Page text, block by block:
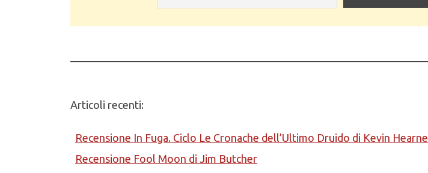
Articoli recenti:
Recensione In Fuga. Ciclo Le Cronache dell’Ultimo Druido di Kevin Hearne
Recensione Fool Moon di Jim Butcher